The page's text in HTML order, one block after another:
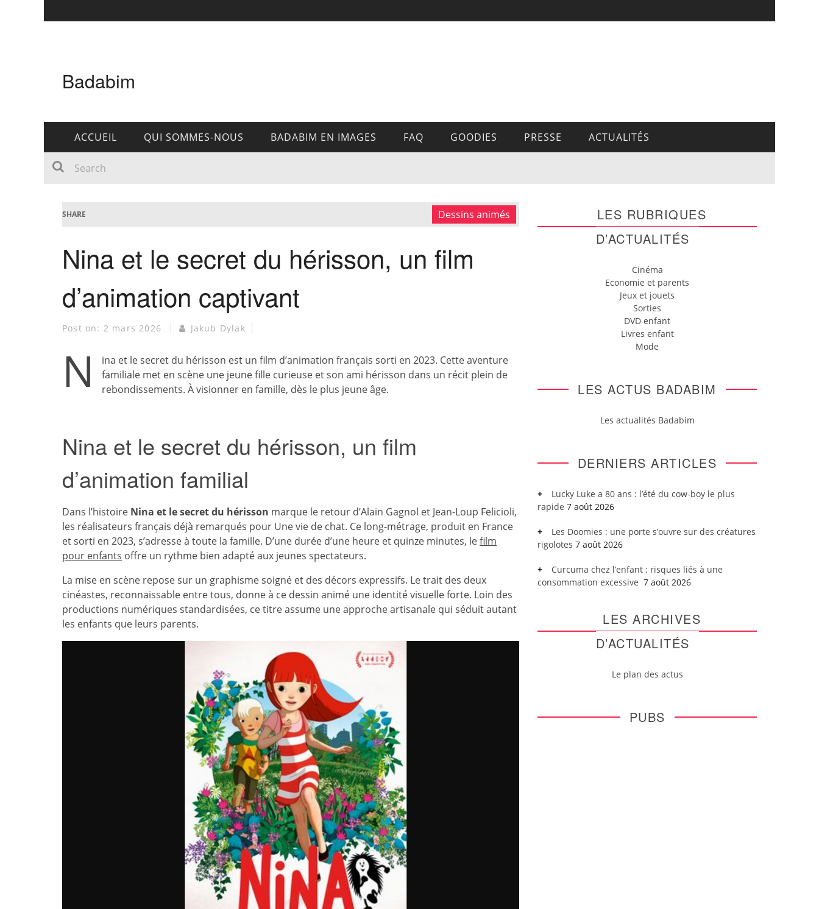
Badabim
ACCUEIL QUI SOMMES-NOUS BADABIM EN IMAGES FAQ GOODIES PRESSE ACTUALITÉS
SHARE Dessins animés
Nina et le secret du hérisson, un film
d’animation captivant
Post on: 2 mars 2026 Jakub Dylak
N
ina et le secret du hérisson est un film d’animation français sorti en 2023. Cette aventure
familiale met en scène une jeune fille curieuse et son ami hérisson dans un récit plein de
rebondissements. À visionner en famille, dès le plus jeune âge.
Nina et le secret du hérisson, un film
d’animation familial
Dans l’histoire Nina et le secret du hérisson marque le retour d’Alain Gagnol et Jean-Loup Felicioli,
les réalisateurs français déjà remarqués pour Une vie de chat. Ce long-métrage, produit en France
et sorti en 2023, s’adresse à toute la famille. D’une durée d’une heure et quinze minutes, lefilm
pour enfants offre un rythme bien adapté aux jeunes spectateurs.
La mise en scène repose sur un graphisme soigné et des décors expressifs. Le trait des deux
cinéastes, reconnaissable entre tous, donne à ce dessin animé une identité visuelle forte. Loin des
productions numériques standardisées, ce titre assume une approche artisanale qui séduit autant
les enfants que leurs parents.
LES RUBRIQUES
D’ACTUALITÉS
Cinéma
Economie et parents
Jeux et jouets
Sorties
DVD enfant
Livres enfant
Mode
LES ACTUS BADABIM
Les actualités Badabim
DERNIERS ARTICLES
Lucky Luke a 80 ans : l’été du cow-boy le plus
rapide 7 août 2026
Les Doomies : une porte s’ouvre sur des créatures
rigolotes 7 août 2026
Curcuma chez l’enfant : risques liés à une
consommation excessive 7 août 2026
LES ARCHIVES
D’ACTUALITÉS
Le plan des actus
PUBS